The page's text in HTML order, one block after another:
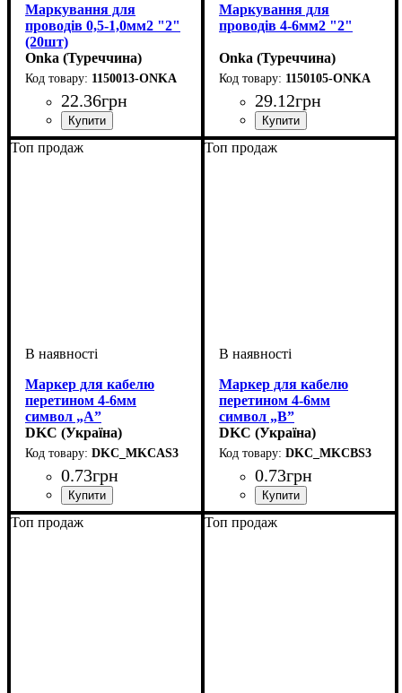
Маркування для
проводів 0,5-1,0мм2 "2"
(20шт)
Onka (Туреччина)
1150013-ONKA
22.36грн
Обладнання: засувка
Для перетину, мм2: 0,5-1
Символ: 2
Маркування для
проводів 4-6мм2 "2"
Onka (Туреччина)
1150105-ONKA
29.12грн
Обладнання: засувка
Для перетину, мм2: 4-6
Символ: 2
Топ продаж
Маркер для кабелю
перетином 4-6мм
символ „A”
DKC (Україна)
DKC_MKCAS3
0.73грн
Обладнання: засувка
Для перетину, мм2: 4-6
Символ: A
Топ продаж
Маркер для кабелю
перетином 4-6мм
символ „B”
DKC (Україна)
DKC_MKCBS3
0.73грн
Обладнання: засувка
Для перетину, мм2: 4-6
Символ: B
Топ продаж Топ продаж